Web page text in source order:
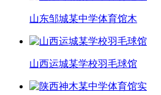
山东邹城某中学体育馆木
山西运城某学校羽毛球馆